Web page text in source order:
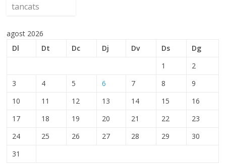
tancats
agost 2026
Dl
Dt Dc Dj Dv Ds
Dg
1
2
3
4 5 6 7 8
9
10
11 12 13 14 15
16
17
18 19 20 21 22
23
24
25 26 27 28 29
30
31